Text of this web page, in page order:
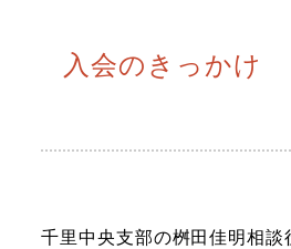
入会のきっかけ
千里中央支部の桝田佳明相談